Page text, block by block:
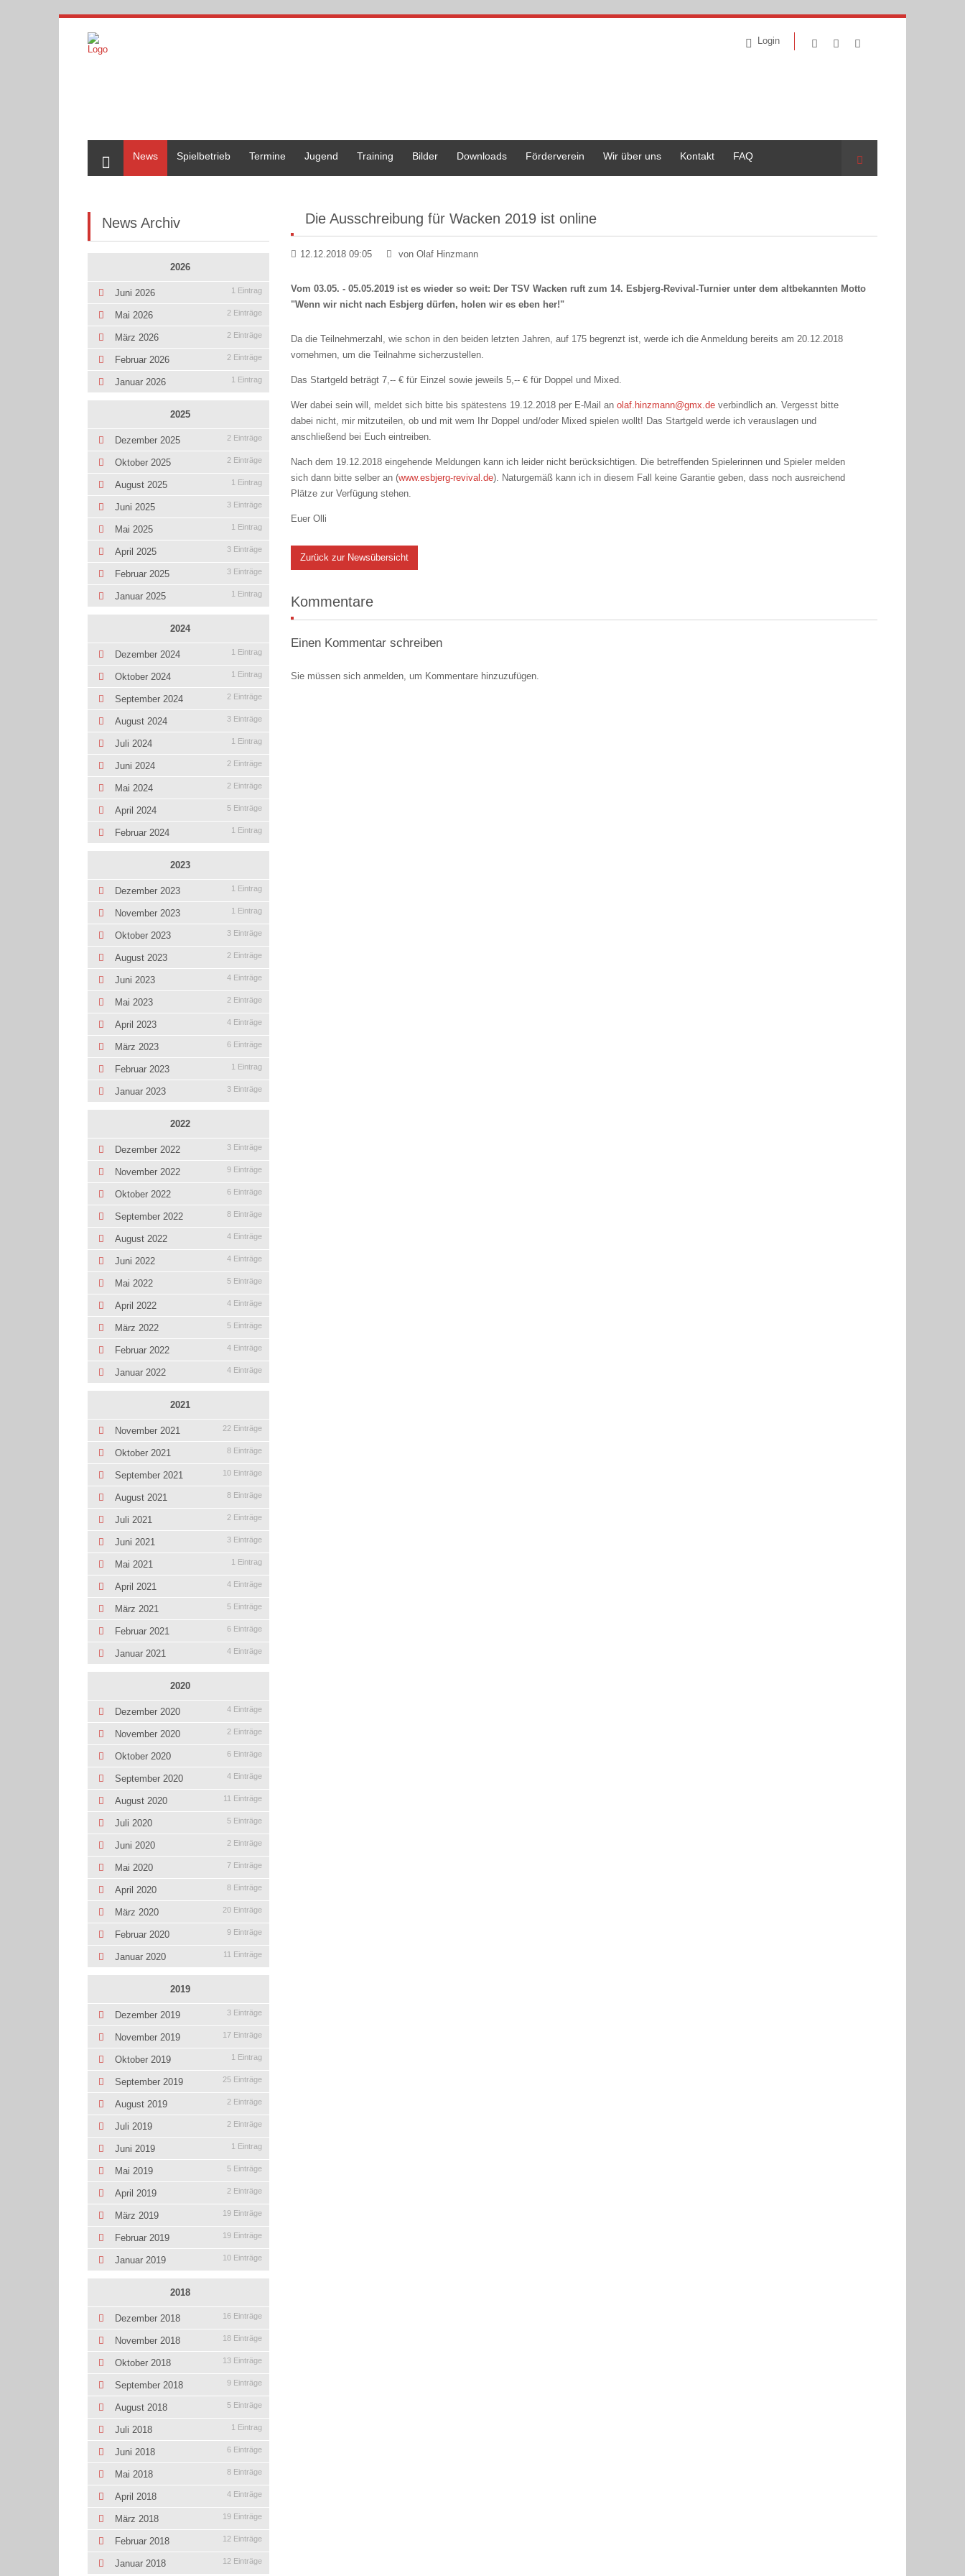
Login
News
Spielbetrieb Termine Jugend Training Bilder Downloads Förderverein Wir über uns Kontakt FAQ Suche
Die Ausschreibung für Wacken 2019 ist online
12.12.2018 09:05 von Olaf Hinzmann
Vom 03.05. - 05.05.2019 ist es wieder so weit: Der TSV Wacken ruft zum 14. Esbjerg-Revival-Turnier unter dem altbekannten Motto
"Wenn wir nicht nach Esbjerg dürfen, holen wir es eben her!"
Da die Teilnehmerzahl, wie schon in den beiden letzten Jahren, auf 175 begrenzt ist, werde ich die Anmeldung bereits am 20.12.2018
vornehmen, um die Teilnahme sicherzustellen.
Das Startgeld beträgt 7,-- € für Einzel sowie jeweils 5,-- € für Doppel und Mixed.
Wer dabei sein will, meldet sich bitte bis spätestens 19.12.2018 per E-Mail anolaf.hinzmann@gmx.de verbindlich an. Vergesst bitte
dabei nicht, mir mitzuteilen, ob und mit wem Ihr Doppel und/oder Mixed spielen wollt! Das Startgeld werde ich verauslagen und
anschließend bei Euch eintreiben.
Nach dem 19.12.2018 eingehende Meldungen kann ich leider nicht berücksichtigen. Die betreffenden Spielerinnen und Spieler melden
sich dann bitte selber an (www.esbjerg-revival.de). Naturgemäß kann ich in diesem Fall keine Garantie geben, dass noch ausreichend
Plätze zur Verfügung stehen.
Euer Olli
Zurück zur Newsübersicht
Kommentare
Einen Kommentar schreiben
Sie müssen sich anmelden, um Kommentare hinzuzufügen.
News Archiv
2026
Juni 2026 1 Eintrag
Mai 2026 2 Einträge
März 2026 2 Einträge
Februar 2026 2 Einträge
Januar 2026 1 Eintrag
2025
Dezember 2025 2 Einträge
Oktober 2025 2 Einträge
August 2025 1 Eintrag
Juni 2025 3 Einträge
Mai 2025 1 Eintrag
April 2025 3 Einträge
Februar 2025 3 Einträge
Januar 2025 1 Eintrag
2024
Dezember 2024 1 Eintrag
Oktober 2024 1 Eintrag
September 2024 2 Einträge
August 2024 3 Einträge
Juli 2024 1 Eintrag
Juni 2024 2 Einträge
Mai 2024 2 Einträge
April 2024 5 Einträge
Februar 2024 1 Eintrag
2023
Dezember 2023 1 Eintrag
November 2023 1 Eintrag
Oktober 2023 3 Einträge
August 2023 2 Einträge
Juni 2023 4 Einträge
Mai 2023 2 Einträge
April 2023 4 Einträge
März 2023 6 Einträge
Februar 2023 1 Eintrag
Januar 2023 3 Einträge
2022
Dezember 2022 3 Einträge
November 2022 9 Einträge
Oktober 2022 6 Einträge
September 2022 8 Einträge
August 2022 4 Einträge
Juni 2022 4 Einträge
Mai 2022 5 Einträge
April 2022 4 Einträge
März 2022 5 Einträge
Februar 2022 4 Einträge
Januar 2022 4 Einträge
2021
November 2021 22 Einträge
Oktober 2021 8 Einträge
September 2021 10 Einträge
August 2021 8 Einträge
Juli 2021 2 Einträge
Juni 2021 3 Einträge
Mai 2021 1 Eintrag
April 2021 4 Einträge
März 2021 5 Einträge
Februar 2021 6 Einträge
Januar 2021 4 Einträge
2020
Dezember 2020 4 Einträge
November 2020 2 Einträge
Oktober 2020 6 Einträge
September 2020 4 Einträge
August 2020 11 Einträge
Juli 2020 5 Einträge
Juni 2020 2 Einträge
Mai 2020 7 Einträge
April 2020 8 Einträge
März 2020 20 Einträge
Februar 2020 9 Einträge
Januar 2020 11 Einträge
2019
Dezember 2019 3 Einträge
November 2019 17 Einträge
Oktober 2019 1 Eintrag
September 2019 25 Einträge
August 2019 2 Einträge
Juli 2019 2 Einträge
Juni 2019 1 Eintrag
Mai 2019 5 Einträge
April 2019 2 Einträge
März 2019 19 Einträge
Februar 2019 19 Einträge
Januar 2019 10 Einträge
2018
Dezember 2018 16 Einträge
November 2018 18 Einträge
Oktober 2018 13 Einträge
September 2018 9 Einträge
August 2018 5 Einträge
Juli 2018 1 Eintrag
Juni 2018 6 Einträge
Mai 2018 8 Einträge
April 2018 4 Einträge
März 2018 19 Einträge
Februar 2018 12 Einträge
Januar 2018 12 Einträge